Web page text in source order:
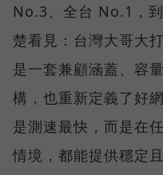
No.3、全台 No.1，
楚看見：台灣大哥大
是一套兼顧涵蓋、容
構，也重新定義了好
是測速最快，而是在
情境，都能提供穩定